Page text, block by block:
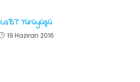
LGBT Yürüyüşü
19 Haziran 2016